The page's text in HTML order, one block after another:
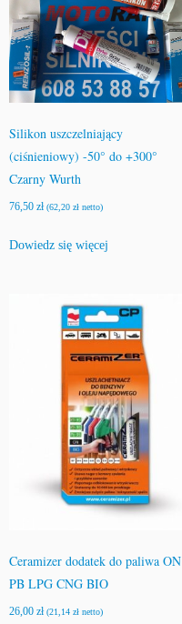
Silikon uszczelniający
(ciśnieniowy) -50° do +300°
Czarny Wurth
76,50 zł (62,20 zł netto)
Dowiedz się więcej
Ceramizer dodatek do paliwa ON
PB LPG CNG BIO
26,00 zł (21,14 zł netto)